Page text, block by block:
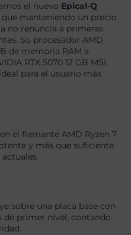
el nuevo Epical-Q
manteniendo un precio
no renuncia a primeras
Su procesador AMD
de memoria RAM a
RTX 5070 12 GB MSI
para el usuario más
el flamante AMD Ryzen 7
y más que suficiente
sobre una placa base con
de primer nivel, contando